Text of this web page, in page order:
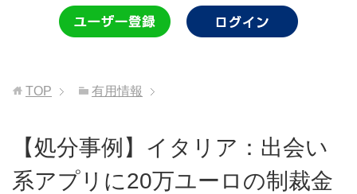
TOP 有用情報
【処分事例】イタリア：出会い
系アプリに20万ユーロの制裁金